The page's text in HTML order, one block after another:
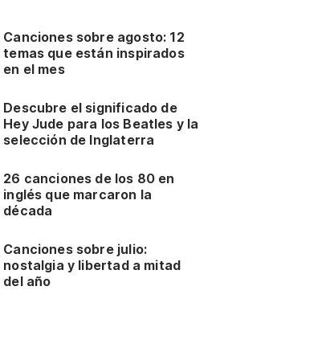
Canciones sobre agosto: 12
temas que están inspirados
en el mes
Descubre el significado de
Hey Jude para los Beatles y la
selección de Inglaterra
26 canciones de los 80 en
inglés que marcaron la
década
Canciones sobre julio:
nostalgia y libertad a mitad
del año